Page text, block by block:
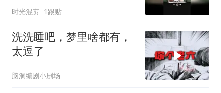
时光混剪 1跟贴
洗洗睡吧，梦里啥都有，
太逗了
脑洞编剧小剧场